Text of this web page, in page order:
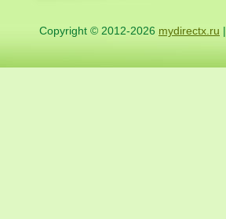
Copyright © 2012-2026 mydirectx.ru